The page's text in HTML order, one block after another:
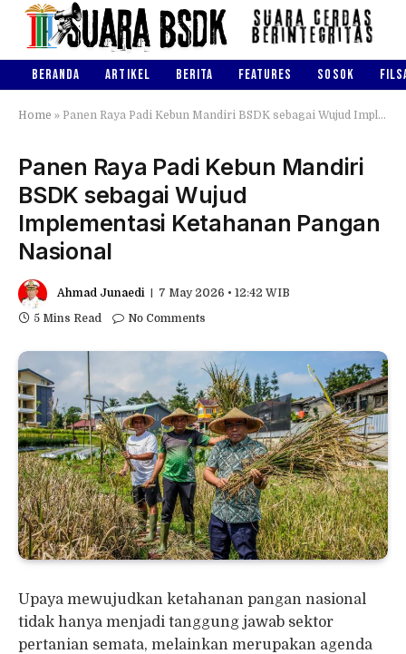
BERANDA ARTIKEL BERITA FEATURES SOSOK
Home » Panen Raya Padi Kebun Mandiri BSDK sebagai Wujud Implementasi Ketahanan Pangan Nasional
Panen Raya Padi Kebun Mandiri
BSDK sebagai Wujud
Implementasi Ketahanan Pangan
Nasional
Ahmad Junaedi
7 May 2026 • 12:42 WIB
5 Mins Read
No Comments
Upaya mewujudkan ketahanan pangan nasional
tidak hanya menjadi tanggung jawab sektor
pertanian semata, melainkan merupakan agenda